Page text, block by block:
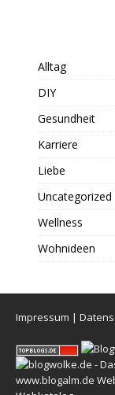
Alltag
DIY
Gesundheit
Karriere
Liebe
Uncategorized
Wellness
Wohnideen
Impressum |
www.blogalm.de